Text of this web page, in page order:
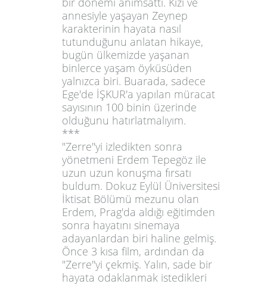
annesiyle yaşayan Zeynep
karakterinin hayata nasıl
tutunduğunu anlatan hikaye,
bugün ülkemizde yaşanan
binlerce yaşam öyküsüden
yalnızca biri. Buarada, sadece
Ege'de İŞKUR'a yapılan müracat
sayısının 100 binin üzerinde
olduğunu hatırlatmalıyım.
***
"Zerre"yi izledikten sonra
yönetmeni Erdem Tepegöz ile
uzun uzun konuşma fırsatı
buldum. Dokuz Eylül Üniversitesi
İktisat Bölümü mezunu olan
Erdem, Prag'da aldığı eğitimden
sonra hayatını sinemaya
adayanlardan biri haline gelmiş.
Önce 3 kısa film, ardından da
"Zerre"yi çekmiş. Yalın, sade bir
hayata odaklanmak istedikleri